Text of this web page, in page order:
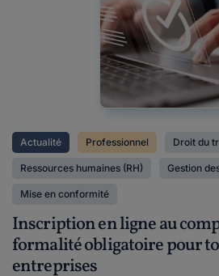
Actualité Professionnel Droit du
Ressources humaines (RH) Gestion
Mise en conformité
Inscription en ligne au
formalité obligatoire pour
entreprises